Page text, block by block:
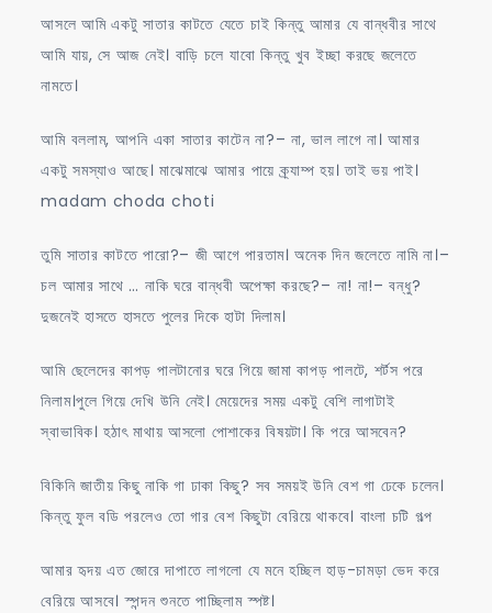
আসলে আমি একটু সাতার কাটতে যেতে চাই কিন্তু আমার যে বান্ধবীর সাথে
আমি যায়, সে আজ নেই। বাড়ি চলে যাবো কিন্তু খুব ইচ্ছা করছে জলেতে
নামতে।
আমি বললাম, আপনি একা সাতার কাটেন না?– না, ভাল লাগে না। আমার
একটু সমস্যাও আছে। মাঝেমাঝে আমার পায়ে ক্র্যাম্প হয়। তাই ভয় পাই।
madam choda choti
তুমি সাতার কাটতে পারো?– জী আগে পারতাম। অনেক দিন জলেতে নামি না।–
চল আমার সাথে … নাকি ঘরে বান্ধবী অপেক্ষা করছে?– না! না!– বন্ধু?
দুজনেই হাসতে হাসতে পুলের দিকে হাটা দিলাম।
আমি ছেলেদের কাপড় পালটানোর ঘরে গিয়ে জামা কাপড় পালটে, শর্টস পরে
নিলাম।পুলে গিয়ে দেখি উনি নেই। মেয়েদের সময় একটু বেশি লাগাটাই
স্বাভাবিক। হঠাৎ মাথায় আসলো পোশাকের বিষয়টা। কি পরে আসবেন?
বিকিনি জাতীয় কিছু নাকি গা ঢাকা কিছু? সব সময়ই উনি বেশ গা ঢেকে চলেন।
কিন্তু ফুল বডি পরলেও তো গার বেশ কিছুটা বেরিয়ে থাকবে। বাংলা চটি গল্প
আমার হৃদয় এত জোরে দাপাতে লাগলো যে মনে হচ্ছিল হাড়-চামড়া ভেদ করে
বেরিয়ে আসবে। স্পন্দন শুনতে পাচ্ছিলাম স্পষ্ট।